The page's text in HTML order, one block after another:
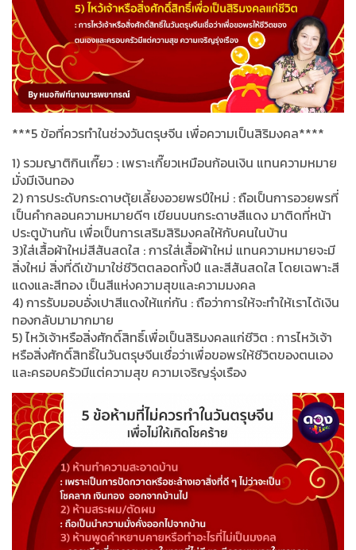
***5 ข้อที่ควรทำในช่วงวันตรุษจีน เพื่อความเป็นสิริมงคล****
1) รวมญาติกินเกี๊ยว : เพราะเกี๊ยวเหมือนก้อนเงิน แทนความหมาย
มั่งมีเงินทอง
2) การประดับกระดาษตุ้ยเลี้ยงอวยพรปีใหม่ : ถือเป็นการอวยพรที่
เป็นคำกลอนความหมายดีๆ เขียนบนกระดาษสีแดง มาติดที่หน้า
ประตูบ้านกัน เพื่อเป็นการเสริมสิริมงคลให้กับคนในบ้าน
3)ใส่เสื้อผ้าใหม่สีสันสดใส : การใส่เสื้อผ้าใหม่ แทนความหมายจะมี
สิ่งใหม่ สิ่งที่ดีเข้ามาใช่ชีวิตตลอดทั้งปี และสีสันสดใส โดยเฉพาะสี
แดงและสีทอง เป็นสีแห่งความสุขและความมงคล
4) การรับมอบอั่งเปาสีแดงให้แก่กัน : ถือว่าการให้จะทำให้เราได้เงิน
ทองกลับมามากมาย
5) ไหว้เจ้าหรือสิ่งศักดิ์สิทธิ์เพื่อเป็นสิริมงคลแก่ชีวิต : การไหว้เจ้า
หรือสิ่งศักดิ์สิทธิ์ในวันตรุษจีนเชื่อว่าเพื่อขอพรให้ชีวิตของตนเอง
และครอบครัวมีแต่ความสุข ความเจริญรุ่งเรือง